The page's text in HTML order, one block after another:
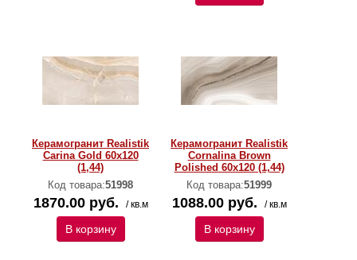
Керамогранит Realistik
Carina Gold 60x120
(1,44)
Код товара:51998
1870.00 руб. / кв.м
В корзину
Керамогранит Realistik
Cornalina Brown
Polished 60x120 (1,44)
Код товара:51999
1088.00 руб. / кв.м
В корзину